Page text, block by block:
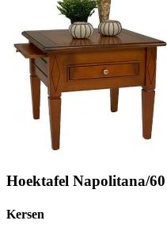
Hoektafel Napolitana/60
Kersen